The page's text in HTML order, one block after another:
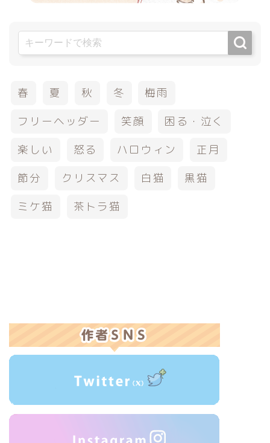
春 夏 秋 冬
梅雨
フリーヘッダー
笑顔
困る・泣く
楽しい
怒る ハロウィン
正月
節分
クリスマス 白猫
黒猫
ミケ猫
茶トラ猫